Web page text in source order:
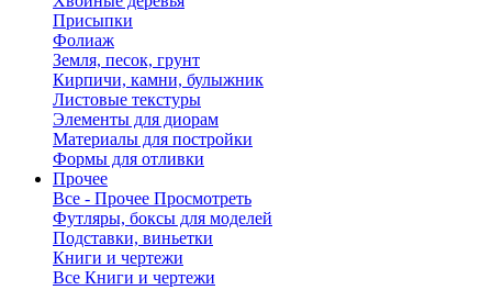
Присыпки
Фолиаж
Земля, песок, грунт
Кирпичи, камни, булыжник
Листовые текстуры
Элементы для диорам
Материалы для постройки
Формы для отливки
Прочее
Все - Прочее Просмотреть
Футляры, боксы для моделей
Подставки, виньетки
Книги и чертежи
Все Книги и чертежи